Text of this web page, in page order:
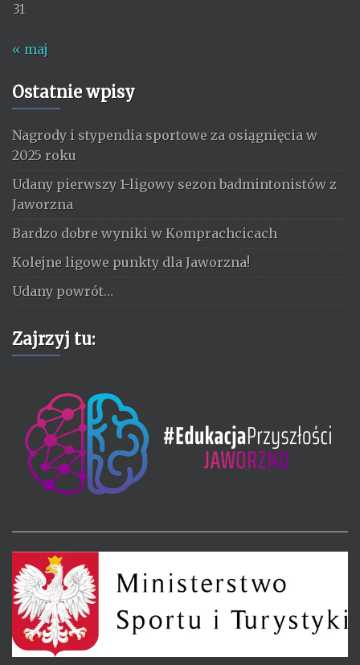
31
« maj
Ostatnie wpisy
Nagrody i stypendia sportowe za osiągnięcia w
2025 roku
Udany pierwszy 1-ligowy sezon badmintonistów z
Jaworzna
Bardzo dobre wyniki w Komprachcicach
Kolejne ligowe punkty dla Jaworzna!
Udany powrót…
Zajrzyj tu: